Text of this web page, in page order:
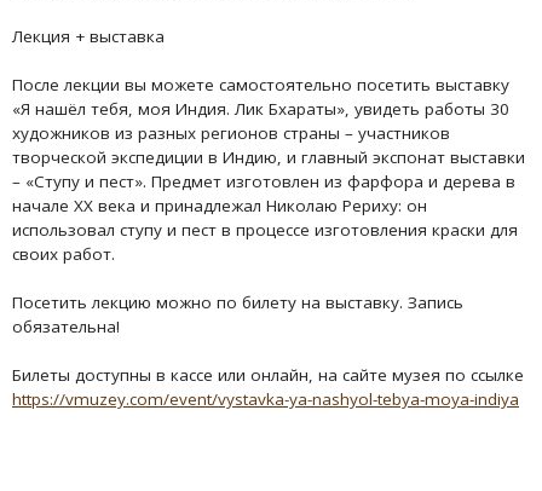
Лекция + выставка
После лекции вы можете самостоятельно посетить выставку
«Я нашёл тебя, моя Индия. Лик Бхараты», увидеть работы 30
художников из разных регионов страны – участников
творческой экспедиции в Индию, и главный экспонат выставки
– «Ступу и пест». Предмет изготовлен из фарфора и дерева в
начале XX века и принадлежал Николаю Рериху: он
использовал ступу и пест в процессе изготовления краски для
своих работ.
Посетить лекцию можно по билету на выставку. Запись
обязательна!
Билеты доступны в кассе или онлайн, на сайте музея по ссылке
https://vmuzey.com/event/vystavka-ya-nashyol-tebya-moya-indiya